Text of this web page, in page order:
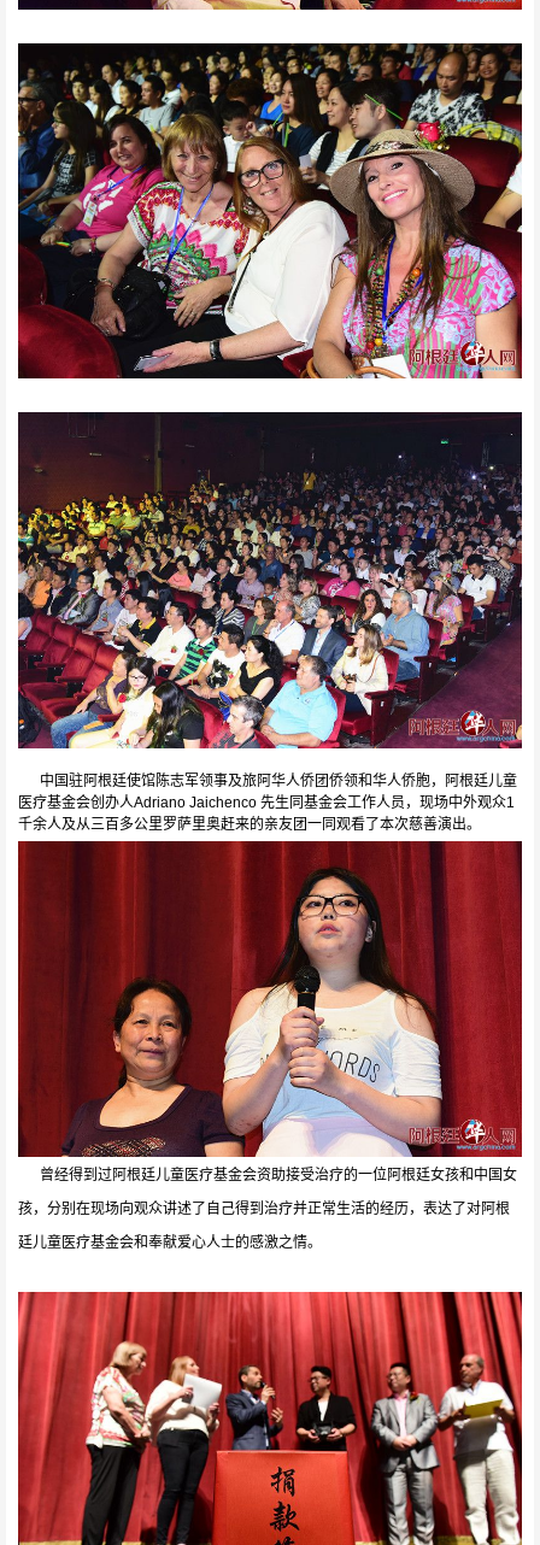
中国驻阿根廷使馆陈志军领事及旅阿华人侨团侨领和华人侨胞，阿根廷儿童
医疗基金会创办人Adriano Jaichenco 先生同基金会工作人员，现场中外观众1
千余人及从三百多公里罗萨里奥赶来的亲友团一同观看了本次慈善演出。
曾经得到过阿根廷儿童医疗基金会资助接受治疗的一位阿根廷女孩和中国女
孩，分别在现场向观众讲述了自己得到治疗并正常生活的经历，表达了对阿根
廷儿童医疗基金会和奉献爱心人士的感激之情。